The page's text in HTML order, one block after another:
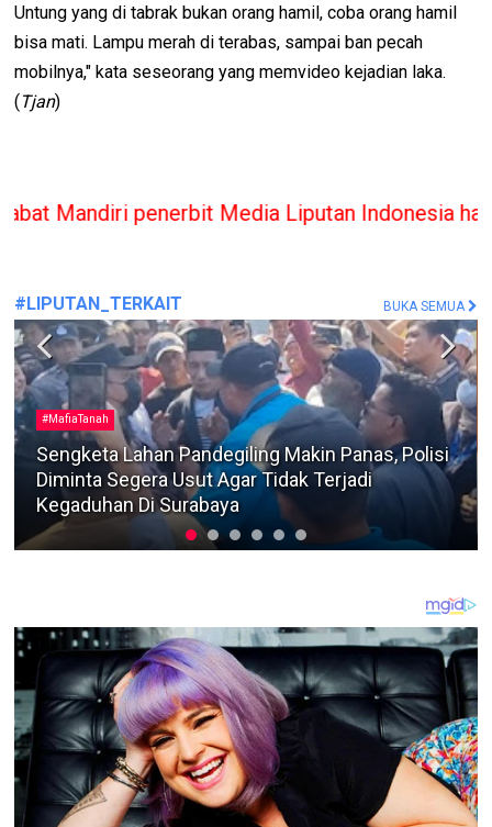
Untung yang di tabrak bukan orang hamil, coba orang hamil
bisa mati. Lampu merah di terabas, sampai ban pecah
mobilnya," kata seseorang yang memvideo kejadian laka.
(Tjan)
Media Liputan Indonesia hanya
#LIPUTAN_TERKAIT BUKA SEMUA
Berita Terkini
Dua Warga Kedungdung Diamankan Satreskrim
Polres Sampang Terkait Kasus Pencurian Motor